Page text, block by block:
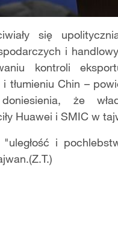
się
i
kontroli
i tłumieniu Chin –
że
Huawei i SMIC w
"uległość i